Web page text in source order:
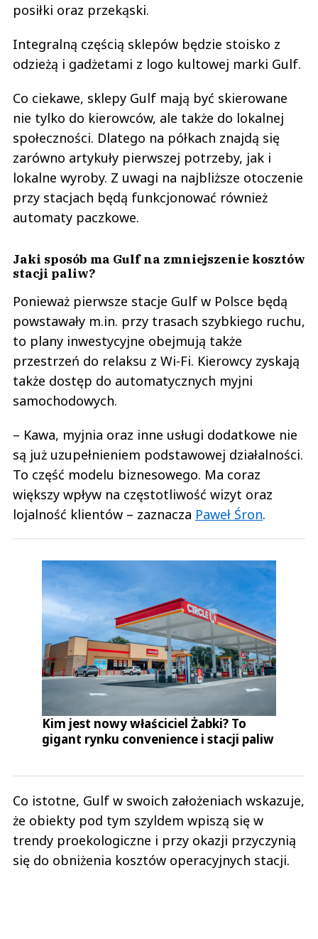
posiłki oraz przekąski.
Integralną częścią sklepów będzie stoisko z
odzieżą i gadżetami z logo kultowej marki Gulf.
Co ciekawe, sklepy Gulf mają być skierowane
nie tylko do kierowców, ale także do lokalnej
społeczności. Dlatego na półkach znajdą się
zarówno artykuły pierwszej potrzeby, jak i
lokalne wyroby. Z uwagi na najbliższe otoczenie
przy stacjach będą funkcjonować również
automaty paczkowe.
Jaki sposób ma Gulf na zmniejszenie kosztów
stacji paliw?
Ponieważ pierwsze stacje Gulf w Polsce będą
powstawały m.in. przy trasach szybkiego ruchu,
to plany inwestycyjne obejmują także
przestrzeń do relaksu z Wi-Fi. Kierowcy zyskają
także dostęp do automatycznych myjni
samochodowych.
– Kawa, myjnia oraz inne usługi dodatkowe nie
są już uzupełnieniem podstawowej działalności.
To część modelu biznesowego. Ma coraz
większy wpływ na częstotliwość wizyt oraz
lojalność klientów – zaznacza Paweł Śron.
Kim jest nowy właściciel Żabki? To
gigant rynku convenience i stacji paliw
Co istotne, Gulf w swoich założeniach wskazuje,
że obiekty pod tym szyldem wpiszą się w
trendy proekologiczne i przy okazji przyczynią
się do obniżenia kosztów operacyjnych stacji.